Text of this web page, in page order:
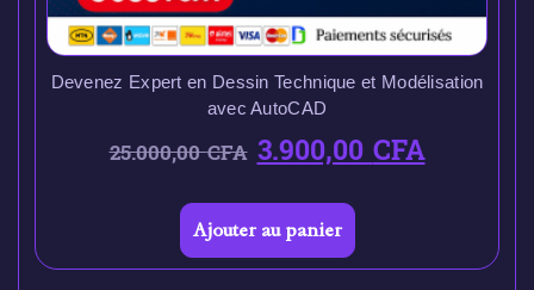
Devenez Expert en Dessin Technique et Modélisation
avec AutoCAD
25.000,00CFA 3.900,00CFA
Ajouter au panier